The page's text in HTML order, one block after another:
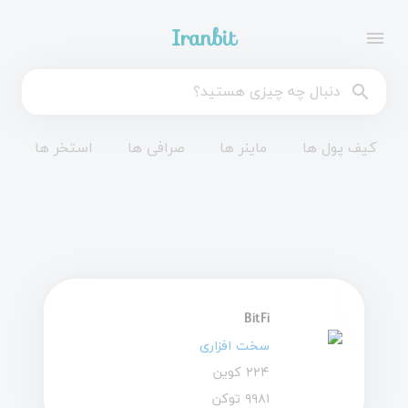
menu
Iranbit
search
کیف پول ها ماینر ها صرافی ها استخر ها
BitFi
سخت افزاری
۲۲۴ کوین
۹۹۸۱ توکن